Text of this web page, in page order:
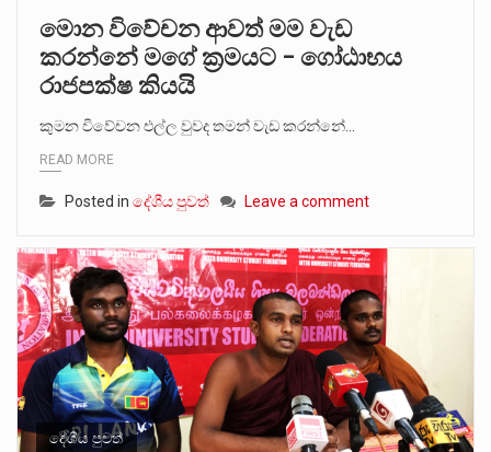
2011 වසරේදී දේශපාලන හා මානව හිමිකම් ක්‍රියාකාරීන් වන ලලිත්කුමාර් වීරරාජ් සහ කුගන් මුරුගානන්දන් යාපනයේදී අතුරුදන්…
මොන විවේචන ආවත් මම වැඩ
කරන්නේ මගේ ක්‍රමයට – ගෝඨාභය
රාජපක්ෂ කියයි
කුමන විවේචන එල්ල වුවද තමන් වැඩ කරන්නේ…
READ MORE
Posted in දේශීය පුවත් Leave a comment
දේශීය පුවත්